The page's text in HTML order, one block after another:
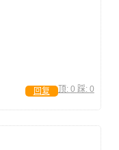
顶: 0 踩: 0
回复